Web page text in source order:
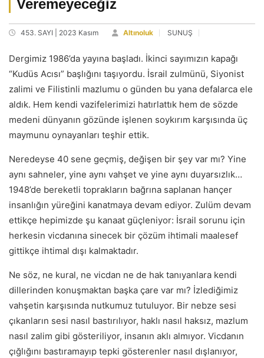
Veremeyeceğiz
453. SAYI | 2023 Kasım Altınoluk SUNUŞ
Dergimiz 1986’da yayına başladı. İkinci sayımızın kapağı
“Kudüs Acısı” başlığını taşıyordu. İsrail zulmünü, Siyonist
zalimi ve Filistinli mazlumu o günden bu yana defalarca ele
aldık. Hem kendi vazifelerimizi hatırlattık hem de sözde
medeni dünyanın gözünde işlenen soykırım karşısında üç
maymunu oynayanları teşhir ettik.
Neredeyse 40 sene geçmiş, değişen bir şey var mı? Yine
aynı sahneler, yine aynı vahşet ve yine aynı duyarsızlık…
1948’de bereketli toprakların bağrına saplanan hançer
insanlığın yüreğini kanatmaya devam ediyor. Zulüm devam
ettikçe hepimizde şu kanaat güçleniyor: İsrail sorunu için
herkesin vicdanına sinecek bir çözüm ihtimali maalesef
gittikçe ihtimal dışı kalmaktadır.
Ne söz, ne kural, ne vicdan ne de hak tanıyanlara kendi
dillerinden konuşmaktan başka çare var mı? İzlediğimiz
vahşetin karşısında nutkumuz tutuluyor. Bir nebze sesi
çıkanların sesi nasıl bastırılıyor, haklı nasıl haksız, mazlum
nasıl zalim gibi gösteriliyor, insanın aklı almıyor. Vicdanın
çığlığını bastıramayıp tepki gösterenler nasıl dışlanıyor,